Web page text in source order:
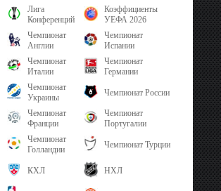
Лига
Конференций
Коэффициенты
УЕФА 2026
Чемпионат
Англии
Чемпионат
Испании
Чемпионат
Италии
Чемпионат
Германии
Чемпионат
Украины
Чемпионат России
Чемпионат
Франции
Чемпионат
Португалии
Чемпионат
Голландии
Чемпионат Турции
КХЛ НХЛ